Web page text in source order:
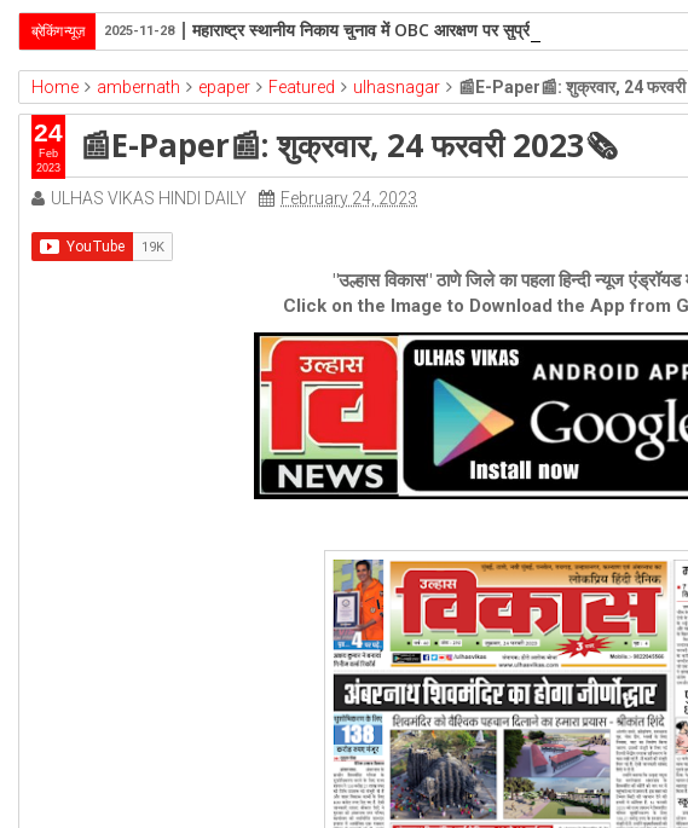
ब्रेकिंग न्यूज़ महाराष्ट्र स्थानीय निकाय चुनाव में OBC आरक्षण पर सुप्रीम कोर्ट का बड़ा फैसला,
2025-11-28
Home ambernath epaper Featured ulhasnagar 📰E-Paper📰: शुक्रवार, 24
📰E-Paper📰: शुक्रवार, 24 फरवरी 2023🗞
ULHAS VIKAS HINDI DAILY February 24, 2023
"उल्हास विकास" ठाणे जिले का पहला हिन्दी न्यूज एंड्रॉयड
Click on the Image to Download the App from
24
Feb
2023